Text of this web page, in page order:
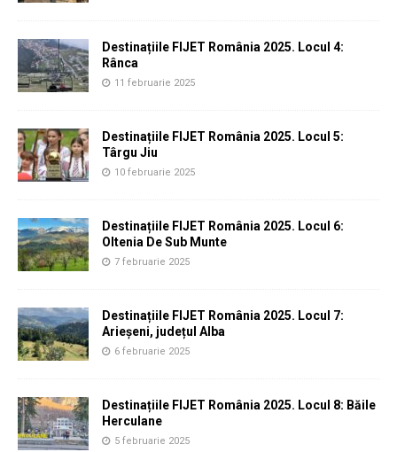
Destinațiile FIJET România 2025. Locul 4:
Rânca
11 februarie 2025
Destinațiile FIJET România 2025. Locul 5:
Târgu Jiu
10 februarie 2025
Destinațiile FIJET România 2025. Locul 6:
Oltenia De Sub Munte
7 februarie 2025
Destinațiile FIJET România 2025. Locul 7:
Arieșeni, județul Alba
6 februarie 2025
Destinațiile FIJET România 2025. Locul 8: Băile
Herculane
5 februarie 2025